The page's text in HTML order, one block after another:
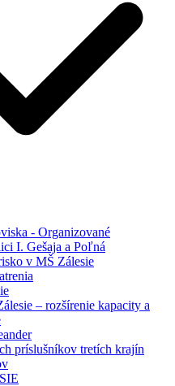
- Organizované
I. Gešaja a Poľná
v MŠ Zálesie
– rozšírenie kapacity a
príslušníkov tretích krajín